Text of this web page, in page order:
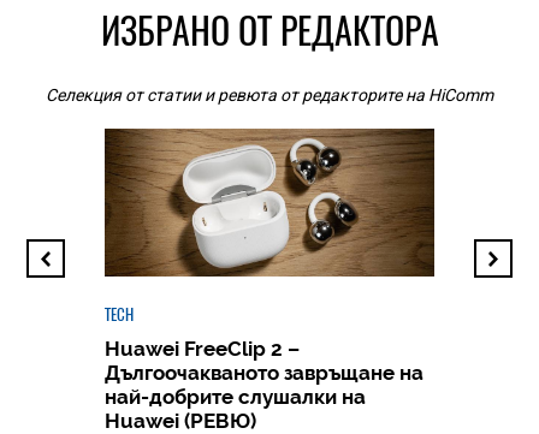
ИЗБРАНО ОТ РЕДАКТОРА
Селекция от статии и ревюта от редакторите на HiComm
TECH
Huawei FreeClip 2 –
Дългоочакваното завръщане на
най-добрите слушалки на
Huawei (РЕВЮ)